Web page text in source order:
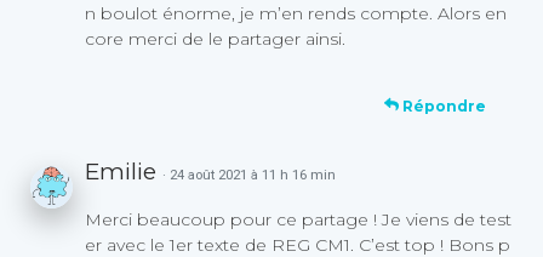
n boulot énorme, je m’en rends compte. Alors en
core merci de le partager ainsi.
Répondre
Emilie · 24 août 2021 à 11 h 16 min
Merci beaucoup pour ce partage ! Je viens de test
er avec le 1er texte de REG CM1. C’est top ! Bons p